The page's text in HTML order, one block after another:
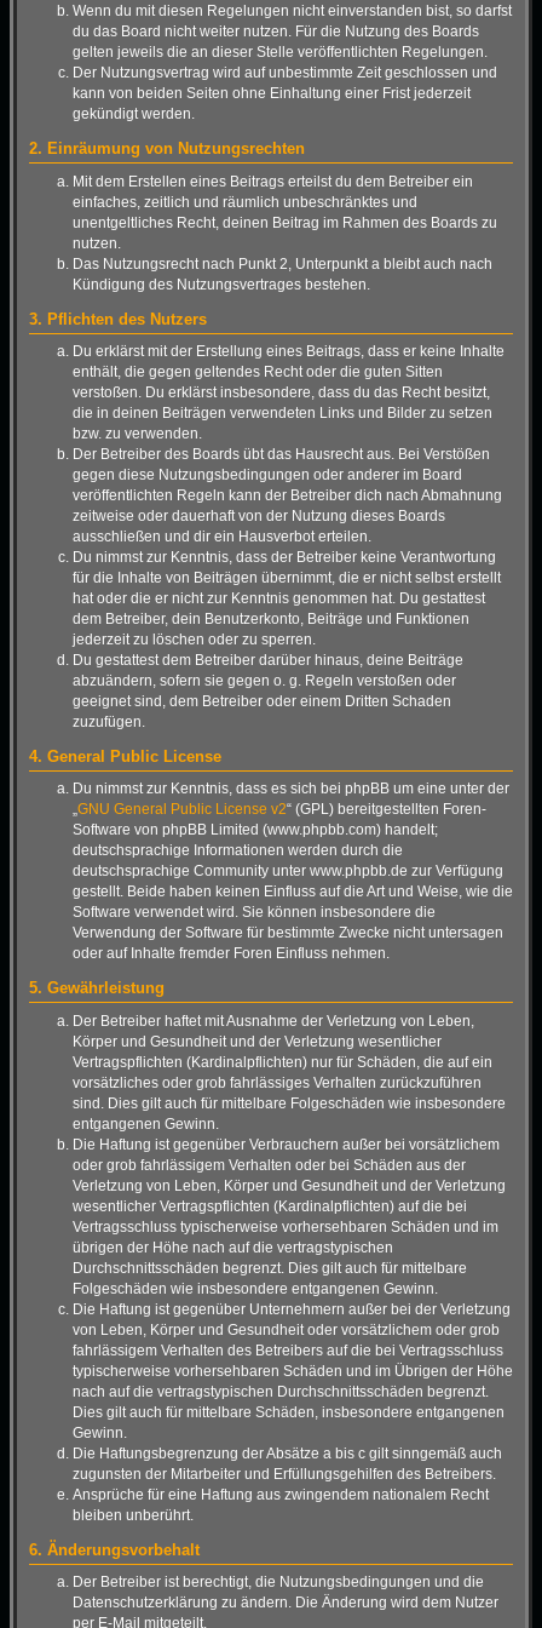
Wenn du mit diesen Regelungen nicht einverstanden bist, so darfst
du das Board nicht weiter nutzen. Für die Nutzung des Boards
gelten jeweils die an dieser Stelle veröffentlichten Regelungen.
Der Nutzungsvertrag wird auf unbestimmte Zeit geschlossen und
kann von beiden Seiten ohne Einhaltung einer Frist jederzeit
gekündigt werden.
2. Einräumung von Nutzungsrechten
Mit dem Erstellen eines Beitrags erteilst du dem Betreiber ein
einfaches, zeitlich und räumlich unbeschränktes und
unentgeltliches Recht, deinen Beitrag im Rahmen des Boards zu
nutzen.
Das Nutzungsrecht nach Punkt 2, Unterpunkt a bleibt auch nach
Kündigung des Nutzungsvertrages bestehen.
3. Pflichten des Nutzers
Du erklärst mit der Erstellung eines Beitrags, dass er keine Inhalte
enthält, die gegen geltendes Recht oder die guten Sitten
verstoßen. Du erklärst insbesondere, dass du das Recht besitzt,
die in deinen Beiträgen verwendeten Links und Bilder zu setzen
bzw. zu verwenden.
Der Betreiber des Boards übt das Hausrecht aus. Bei Verstößen
gegen diese Nutzungsbedingungen oder anderer im Board
veröffentlichten Regeln kann der Betreiber dich nach Abmahnung
zeitweise oder dauerhaft von der Nutzung dieses Boards
ausschließen und dir ein Hausverbot erteilen.
Du nimmst zur Kenntnis, dass der Betreiber keine Verantwortung
für die Inhalte von Beiträgen übernimmt, die er nicht selbst erstellt
hat oder die er nicht zur Kenntnis genommen hat. Du gestattest
dem Betreiber, dein Benutzerkonto, Beiträge und Funktionen
jederzeit zu löschen oder zu sperren.
Du gestattest dem Betreiber darüber hinaus, deine Beiträge
abzuändern, sofern sie gegen o. g. Regeln verstoßen oder
geeignet sind, dem Betreiber oder einem Dritten Schaden
zuzufügen.
4. General Public License
Du nimmst zur Kenntnis, dass es sich bei phpBB um eine unter der
„GNU General Public License v2“ (GPL) bereitgestellten Foren-
Software von phpBB Limited (www.phpbb.com) handelt;
deutschsprachige Informationen werden durch die
deutschsprachige Community unter www.phpbb.de zur Verfügung
gestellt. Beide haben keinen Einfluss auf die Art und Weise, wie die
Software verwendet wird. Sie können insbesondere die
Verwendung der Software für bestimmte Zwecke nicht untersagen
oder auf Inhalte fremder Foren Einfluss nehmen.
5. Gewährleistung
Der Betreiber haftet mit Ausnahme der Verletzung von Leben,
Körper und Gesundheit und der Verletzung wesentlicher
Vertragspflichten (Kardinalpflichten) nur für Schäden, die auf ein
vorsätzliches oder grob fahrlässiges Verhalten zurückzuführen
sind. Dies gilt auch für mittelbare Folgeschäden wie insbesondere
entgangenen Gewinn.
Die Haftung ist gegenüber Verbrauchern außer bei vorsätzlichem
oder grob fahrlässigem Verhalten oder bei Schäden aus der
Verletzung von Leben, Körper und Gesundheit und der Verletzung
wesentlicher Vertragspflichten (Kardinalpflichten) auf die bei
Vertragsschluss typischerweise vorhersehbaren Schäden und im
übrigen der Höhe nach auf die vertragstypischen
Durchschnittsschäden begrenzt. Dies gilt auch für mittelbare
Folgeschäden wie insbesondere entgangenen Gewinn.
Die Haftung ist gegenüber Unternehmern außer bei der Verletzung
von Leben, Körper und Gesundheit oder vorsätzlichem oder grob
fahrlässigem Verhalten des Betreibers auf die bei Vertragsschluss
typischerweise vorhersehbaren Schäden und im Übrigen der Höhe
nach auf die vertragstypischen Durchschnittsschäden begrenzt.
Dies gilt auch für mittelbare Schäden, insbesondere entgangenen
Gewinn.
Die Haftungsbegrenzung der Absätze a bis c gilt sinngemäß auch
zugunsten der Mitarbeiter und Erfüllungsgehilfen des Betreibers.
Ansprüche für eine Haftung aus zwingendem nationalem Recht
bleiben unberührt.
6. Änderungsvorbehalt
Der Betreiber ist berechtigt, die Nutzungsbedingungen und die
Datenschutzerklärung zu ändern. Die Änderung wird dem Nutzer
per E-Mail mitgeteilt.